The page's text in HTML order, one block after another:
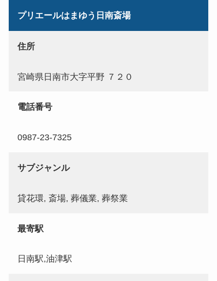
プリエールはまゆう日南斎場
住所
宮崎県日南市大字平野 ７２０
電話番号
0987-23-7325
サブジャンル
貸花環, 斎場, 葬儀業, 葬祭業
最寄駅
日南駅,油津駅